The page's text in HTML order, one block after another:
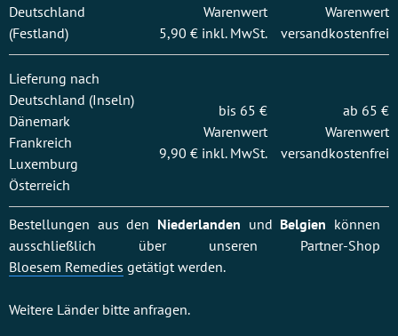
Deutschland
(Festland)
Warenwert
5,90 € inkl. MwSt.
Warenwert
versandkostenfrei
Lieferung nach
Deutschland (Inseln)
Dänemark
Frankreich
Luxemburg
Österreich
bis 65 €
Warenwert
9,90 € inkl. MwSt.
ab 65 €
Warenwert
versandkostenfrei
Bestellungen aus den Niederlanden und Belgien können
ausschließlich über unseren Partner-Shop
Bloesem Remedies getätigt werden.
Weitere Länder bitte anfragen.